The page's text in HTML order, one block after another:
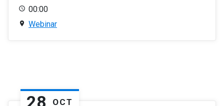
00:00
Webinar
OCT